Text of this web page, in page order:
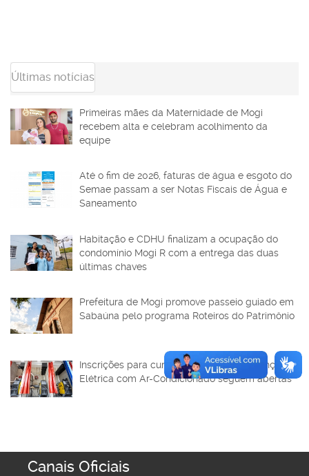
Últimas notícias
Primeiras mães da Maternidade de Mogi
recebem alta e celebram acolhimento da
equipe
Até o fim de 2026, faturas de água e esgoto do
Semae passam a ser Notas Fiscais de Água e
Saneamento
Habitação e CDHU finalizam a ocupação do
condomínio Mogi R com a entrega das duas
últimas chaves
Prefeitura de Mogi promove passeio guiado em
Sabaúna pelo programa Roteiros do Patrimônio
Inscrições para curso gratuito de Manutenção
Elétrica com Ar-Condicionado seguem abertas
Canais Oficiais